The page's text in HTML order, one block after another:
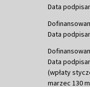
Data
Data
Data
(wpłaty
marzec 130